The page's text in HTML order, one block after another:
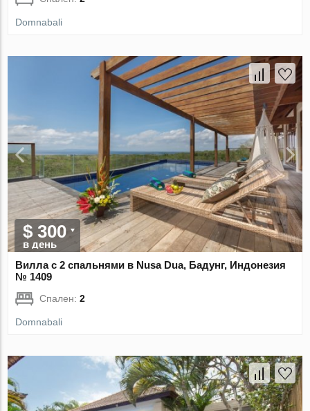
Domnabali
$ 300
в день
Вилла с 2 спальнями в Nusa Dua, Бадунг, Индонезия
№ 1409
Спален:2
Domnabali